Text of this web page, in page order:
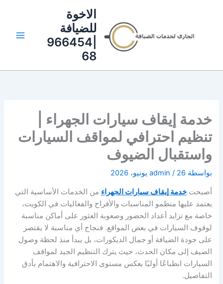
الاخوة
للضيافة
|966454
68
خدمة إيقاف سيارات الجهراء |
تنظيم احترافي لمواقف السيارات
واستقبال الضيوف
بواسطة admin / 26 يونيو، 2026
أصبحتخدمة إيقاف سيارات الجهراء من الخدمات الأساسية التي
يعتمد عليها منظمو المناسبات والأفراح والفعاليات في الكويت،
خاصة مع تزايد أعداد الحضور وصعوبة العثور على أماكن مناسبة
لوقوف السيارات في بعض المواقع. فنجاح أي مناسبة لا يقتصر
على جودة الضيافة أو جمال الديكورات، بل يبدأ منذ لحظة وصول
الضيف إلى مكان الحدث، حيث يترك التنظيم الجيد لمواقف
السيارات انطباعًا أوليًا يعكس مستوى الاحترافية والاهتمام بأدق
التفاصيل.